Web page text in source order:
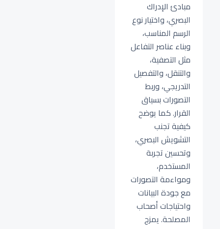
مبادئ الإدراك
البصري، واختيار نوع
الرسم المناسب،
وبناء عناصر التفاعل
مثل التصفية،
والتنقل، والتفصيل
التدريجي، وربط
التصورات بسياق
القرار. كما يوضح
كيفية تجنب
التشويش البصري،
وتحسين تجربة
المستخدم،
ومواءمة التصورات
مع جودة البيانات
واحتياجات أصحاب
المصلحة. يمزج